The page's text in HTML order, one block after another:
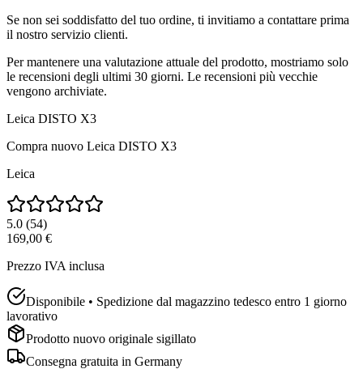
Se non sei soddisfatto del tuo ordine, ti invitiamo a contattare prima
il nostro servizio clienti.
Per mantenere una valutazione attuale del prodotto, mostriamo solo
le recensioni degli ultimi 30 giorni. Le recensioni più vecchie
vengono archiviate.
Leica DISTO X3
Compra nuovo Leica DISTO X3
Leica
5.0 (54)
169,00 €
Prezzo IVA inclusa
Disponibile • Spedizione dal magazzino tedesco entro 1 giorno
lavorativo
Prodotto nuovo originale sigillato
Consegna gratuita in Germany